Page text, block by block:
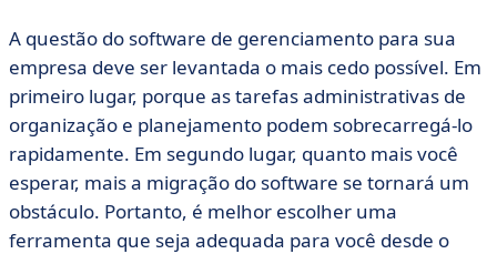
A questão do software de gerenciamento para sua
empresa deve ser levantada o mais cedo possível. Em
primeiro lugar, porque as tarefas administrativas de
organização e planejamento podem sobrecarregá-lo
rapidamente. Em segundo lugar, quanto mais você
esperar, mais a migração do software se tornará um
obstáculo. Portanto, é melhor escolher uma
ferramenta que seja adequada para você desde o